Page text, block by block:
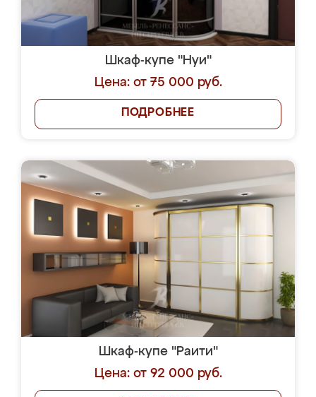
Шкаф-купе "Нуи"
Цена: от 75 000 руб.
ПОДРОБНЕЕ
Шкаф-купе "Раити"
Цена: от 92 000 руб.